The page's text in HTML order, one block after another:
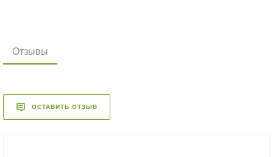
Отзывы
ОСТАВИТЬ ОТЗЫВ